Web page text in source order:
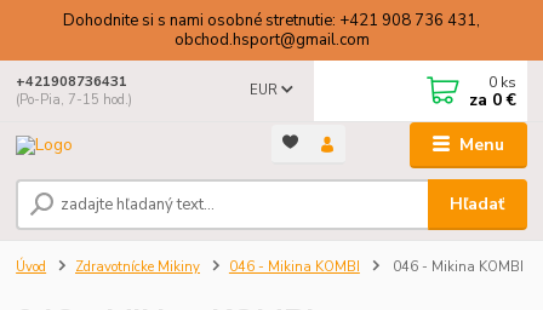
Dohodnite si s nami osobné stretnutie: +421 908 736 431,
obchod.hsport@gmail.com
Menu
EUR
Hľadať
+421908736431
(Po-Pia, 7-15 hod.)
0 ks
za 0 €
Úvod Zdravotnícke Mikiny 046 - Mikina KOMBI 046 - Mikina KOMBI